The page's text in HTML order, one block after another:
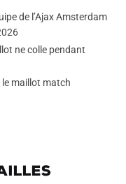
de l’Ajax Amsterdam
ne colle pendant
maillot match